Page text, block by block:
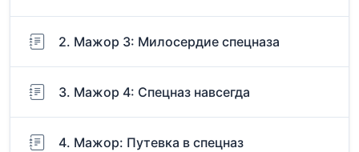
2. Мажор 3: Милосердие спецназа
3. Мажор 4: Спецназ навсегда
4. Мажор: Путевка в спецназ